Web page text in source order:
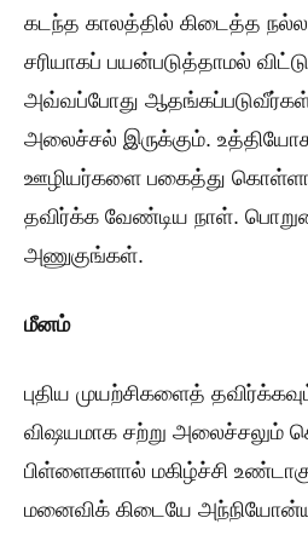
கடந்த காலத்தில் கிடைத்த
சரியாகப் பயன்படுத்தாமல்
அவ்வப்போது ஆதங்கப்படுவீர்கள்.
அலைச்சல் இருக்கும்.
ஊழியர்களை பகைத்து
தவிர்க்க வேண்டிய நாள்.
அணுகுங்கள்.
மீனம்
புதிய முயற்சிகளைத்
விஷயமாக சற்று அலைச்சலும்
பிள்ளைகளால் மகிழ்ச்சி
மனைவிக் கிடையே